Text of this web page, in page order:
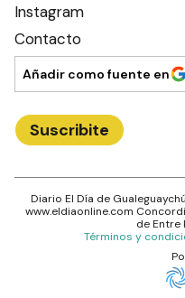
Instagram
Contacto
Añadir como fuente en
Suscribite
Diario El Día de Gualeguaychú
www.eldiaonline.com
deEntre
Términos y